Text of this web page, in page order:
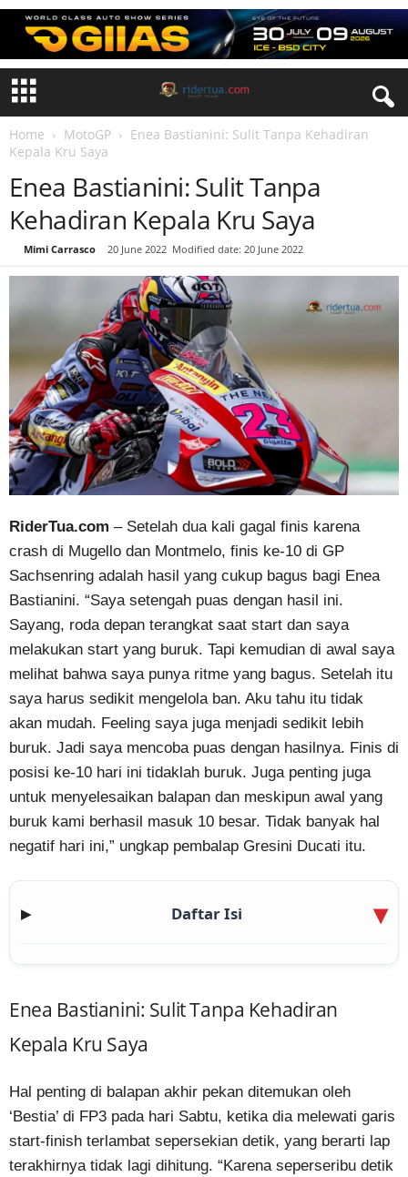
Home MotoGP
Enea Bastianini: Sulit Tanpa Kehadiran
Kepala Kru Saya
Enea Bastianini: Sulit Tanpa
Kehadiran Kepala Kru Saya
Mimi Carrasco 20 June 2022 Modified date: 20 June 2022
RiderTua.com – Setelah dua kali gagal finis karena
crash di Mugello dan Montmelo, finis ke-10 di GP
Sachsenring adalah hasil yang cukup bagus bagi Enea
Bastianini. “Saya setengah puas dengan hasil ini.
Sayang, roda depan terangkat saat start dan saya
melakukan start yang buruk. Tapi kemudian di awal saya
melihat bahwa saya punya ritme yang bagus. Setelah itu
saya harus sedikit mengelola ban. Aku tahu itu tidak
akan mudah. Feeling saya juga menjadi sedikit lebih
buruk. Jadi saya mencoba puas dengan hasilnya. Finis di
posisi ke-10 hari ini tidaklah buruk. Juga penting juga
untuk menyelesaikan balapan dan meskipun awal yang
buruk kami berhasil masuk 10 besar. Tidak banyak hal
negatif hari ini,” ungkap pembalap Gresini Ducati itu.
▶ Daftar Isi
Enea Bastianini: Sulit Tanpa Kehadiran
Kepala Kru Saya
Hal penting di balapan akhir pekan ditemukan oleh
‘Bestia’ di FP3 pada hari Sabtu, ketika dia melewati garis
start-finish terlambat sepersekian detik, yang berarti lap
terakhirnya tidak lagi dihitung. “Karena seperseribu detik